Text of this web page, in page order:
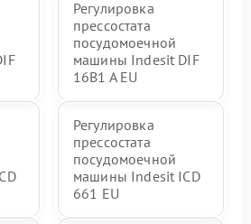
Регулировка
прессостата
посудомоечной
машины Indesit DIF
16B1 A EU
Регулировка
прессостата
посудомоечной
машины Indesit ICD
661 EU